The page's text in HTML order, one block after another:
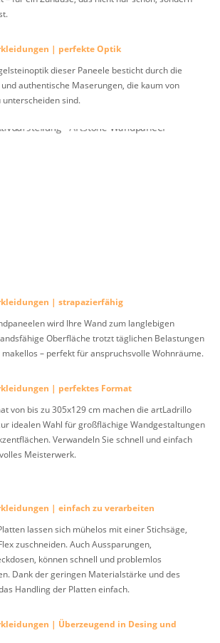
| perfekte Optik
dieser Paneele besticht durch die
authentische Maserungen, die kaum von
sind.
| strapazierfähig
wird Ihre Wand zum langlebigen
Oberfläche trotzt täglichen Belastungen
– perfekt für anspruchsvolle Wohnräume.
| perfektes Format
von bis zu 305x129 cm machen die artLadrillo
idealen Wahl für großflächige Wandgestaltungen
Verwandeln Sie schnell und einfach
Meisterwerk.
| einfach zu verarbeiten
lassen sich mühelos mit einer Stichsäge,
zuschneiden. Auch Aussparungen,
können schnell und problemlos
Dank der geringen Materialstärke und des
Handling der Platten einfach.
| Überzeugend in Desing und